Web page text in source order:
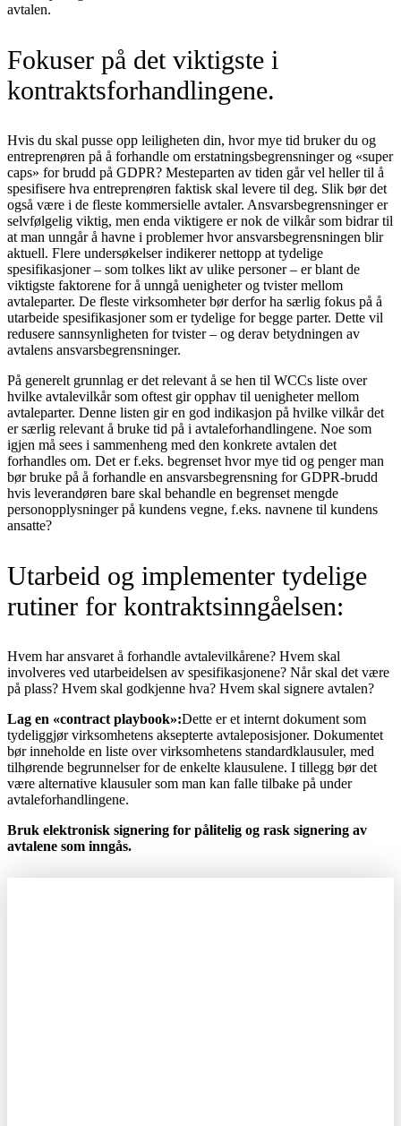
avtalen.
Fokuser på det viktigste i
kontraktsforhandlingene.
Hvis du skal pusse opp leiligheten din, hvor mye tid bruker du og
entreprenøren på å forhandle om erstatningsbegrensninger og «super
caps» for brudd på GDPR? Mesteparten av tiden går vel heller til å
spesifisere hva entreprenøren faktisk skal levere til deg. Slik bør det
også være i de fleste kommersielle avtaler. Ansvarsbegrensninger er
selvfølgelig viktig, men enda viktigere er nok de vilkår som bidrar til
at man unngår å havne i problemer hvor ansvarsbegrensningen blir
aktuell. Flere undersøkelser indikerer nettopp at tydelige
spesifikasjoner – som tolkes likt av ulike personer – er blant de
viktigste faktorene for å unngå uenigheter og tvister mellom
avtaleparter. De fleste virksomheter bør derfor ha særlig fokus på å
utarbeide spesifikasjoner som er tydelige for begge parter. Dette vil
redusere sannsynligheten for tvister – og derav betydningen av
avtalens ansvarsbegrensninger.
På generelt grunnlag er det relevant å se hen til WCCs liste over
hvilke avtalevilkår som oftest gir opphav til uenigheter mellom
avtaleparter. Denne listen gir en god indikasjon på hvilke vilkår det
er særlig relevant å bruke tid på i avtaleforhandlingene. Noe som
igjen må sees i sammenheng med den konkrete avtalen det
forhandles om. Det er f.eks. begrenset hvor mye tid og penger man
bør bruke på å forhandle en ansvarsbegrensning for GDPR-brudd
hvis leverandøren bare skal behandle en begrenset mengde
personopplysninger på kundens vegne, f.eks. navnene til kundens
ansatte?
Utarbeid og implementer tydelige
rutiner for kontraktsinngåelsen:
Hvem har ansvaret å forhandle avtalevilkårene? Hvem skal
involveres ved utarbeidelsen av spesifikasjonene? Når skal det være
på plass? Hvem skal godkjenne hva? Hvem skal signere avtalen?
Lag en «contract playbook»:Dette er et internt dokument som
tydeliggjør virksomhetens aksepterte avtaleposisjoner. Dokumentet
bør inneholde en liste over virksomhetens standardklausuler, med
tilhørende begrunnelser for de enkelte klausulene. I tillegg bør det
være alternative klausuler som man kan falle tilbake på under
avtaleforhandlingene.
Bruk elektronisk signering for pålitelig og rask signering av
avtalene som inngås.